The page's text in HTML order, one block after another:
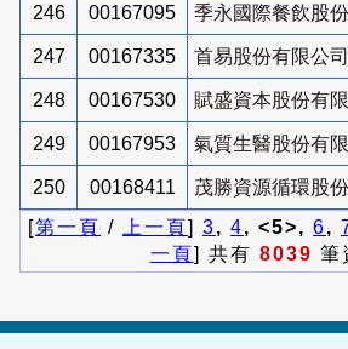
246 00167095 季永國際餐飲股
247 00167335 首易股份有限公司
248 00167530 賦盛資本股份有
249 00167953 氣質生醫股份有
250 00168411
茂勝資源循環股
[第一頁 / 上一頁] 3, 4, <5>, 6,
一頁] 共有 8039 筆